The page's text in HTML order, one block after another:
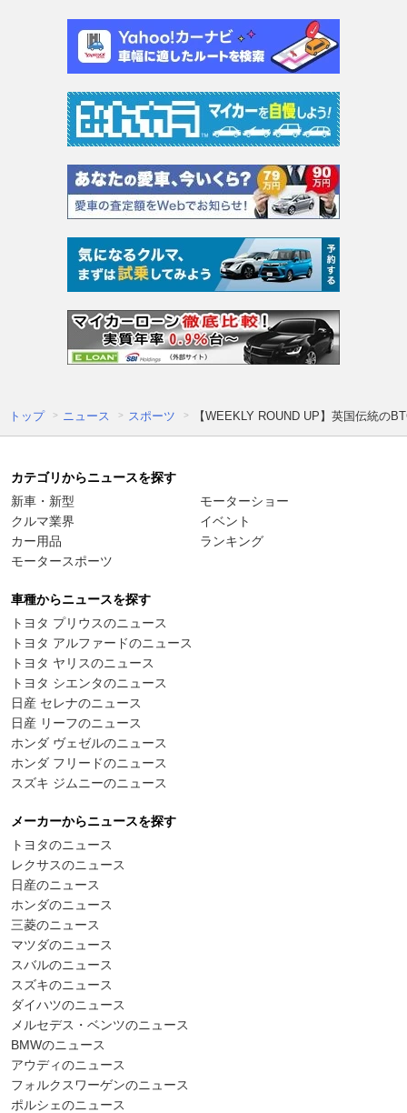
トップ ニュース スポーツ 【WEEKLY ROUND UP】英国伝統の
カテゴリからニュースを探す
新車・新型
クルマ業界
カー用品
モータースポーツ
モーターショー
イベント
ランキング
車種からニュースを探す
トヨタ プリウスのニュース
トヨタ アルファードのニュース
トヨタ ヤリスのニュース
トヨタ シエンタのニュース
日産 セレナのニュース
日産 リーフのニュース
ホンダ ヴェゼルのニュース
ホンダ フリードのニュース
スズキ ジムニーのニュース
メーカーからニュースを探す
トヨタのニュース
レクサスのニュース
日産のニュース
ホンダのニュース
三菱のニュース
マツダのニュース
スバルのニュース
スズキのニュース
ダイハツのニュース
メルセデス・ベンツのニュース
BMWのニュース
アウディのニュース
フォルクスワーゲンのニュース
ポルシェのニュース